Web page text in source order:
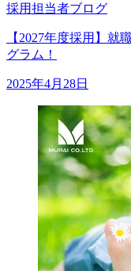
採用担当者ブログ
【2027年度採用】就
グラム！
2025年4月28日